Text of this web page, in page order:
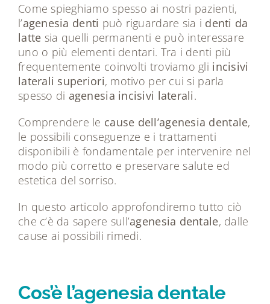
Come spieghiamo spesso ai nostri pazienti,
l’agenesia denti può riguardare sia i denti da
latte sia quelli permanenti e può interessare
uno o più elementi dentari. Tra i denti più
frequentemente coinvolti troviamo gli incisivi
laterali superiori, motivo per cui si parla
spesso di agenesia incisivi laterali.
Comprendere le cause dell’agenesia dentale,
le possibili conseguenze e i trattamenti
disponibili è fondamentale per intervenire nel
modo più corretto e preservare salute ed
estetica del sorriso.
In questo articolo approfondiremo tutto ciò
che c’è da sapere sull’agenesia dentale, dalle
cause ai possibili rimedi.
Cos’è l’agenesia dentale